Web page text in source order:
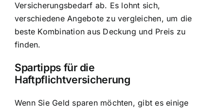
Versicherungsbedarf ab. Es lohnt sich,
verschiedene Angebote zu vergleichen, um die
beste Kombination aus Deckung und Preis zu
finden.
Spartipps für die
Haftpflichtversicherung
Wenn Sie Geld sparen möchten, gibt es einige